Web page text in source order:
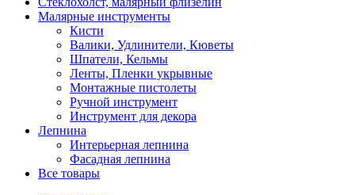
Малярные инструменты
Кисти
Валики, Удлинители, Кюветы
Шпатели, Кельмы
Ленты, Пленки укрывные
Монтажные пистолеты
Ручной инструмент
Инструмент для декора
Лепнина
Интерьерная лепнина
Фасадная лепнина
Все товары